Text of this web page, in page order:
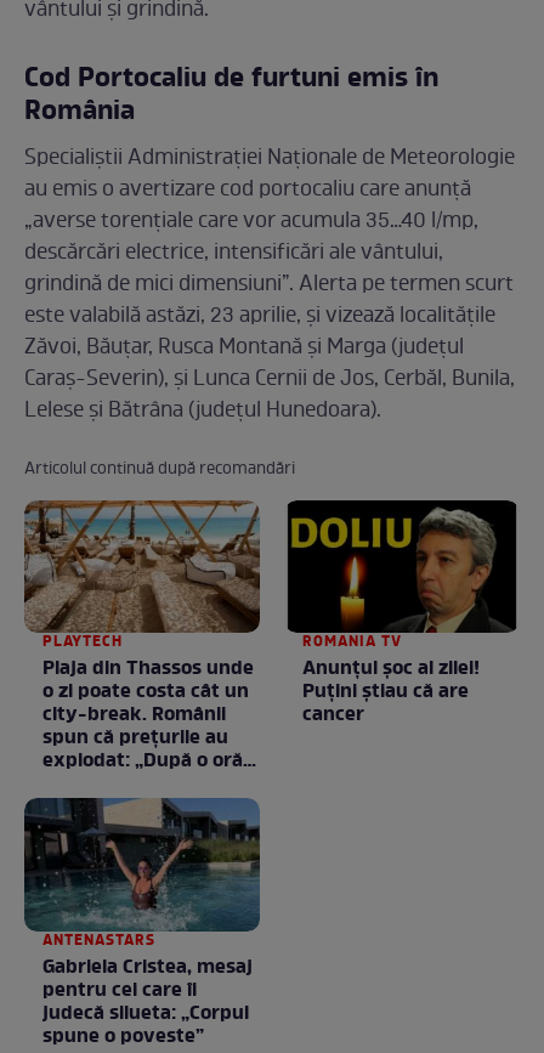
vântului și grindină.
Cod Portocaliu de furtuni emis în
România
Specialiștii Administrației Naționale de Meteorologie
au emis o avertizare cod portocaliu care anunță
„averse torențiale care vor acumula 35…40 l/mp,
descărcări electrice, intensificări ale vântului,
grindină de mici dimensiuni”. Alerta pe termen scurt
este valabilă astăzi, 23 aprilie, și vizează localitățile
Zăvoi, Băuțar, Rusca Montană și Marga (județul
Caraş-Severin), și Lunca Cernii de Jos, Cerbăl, Bunila,
Lelese și Bătrâna (județul Hunedoara).
Articolul continuă după recomandări
PLAYTECH
Plaja din Thassos unde
o zi poate costa cât un
city-break. Românii
spun că prețurile au
explodat: „După o oră
ROMANIA TV
Anunţul şoc al zilei!
Puţini ştiau că are
cancer
ANTENASTARS
Gabriela Cristea, mesaj
pentru cei care îi
judecă silueta: „Corpul
spune o poveste”